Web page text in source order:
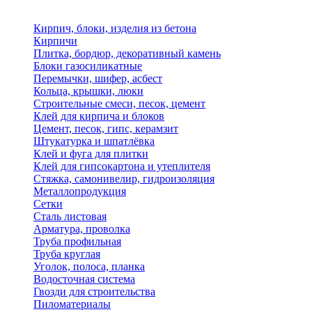
Кирпич, блоки, изделия из бетона
Кирпичи
Плитка, бордюр, декоративный камень
Блоки газосиликатные
Перемычки, шифер, асбест
Кольца, крышки, люки
Строительные смеси, песок, цемент
Клей для кирпича и блоков
Цемент, песок, гипс, керамзит
Штукатурка и шпатлёвка
Клей и фуга для плитки
Клей для гипсокартона и утеплителя
Стяжка, самонивелир, гидроизоляция
Металлопродукция
Сетки
Сталь листовая
Арматура, проволка
Труба профильная
Труба круглая
Уголок, полоса, планка
Водосточная система
Гвозди для строительства
Пиломатериалы